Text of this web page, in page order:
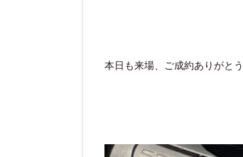
本日も来場、ご成約ありがと